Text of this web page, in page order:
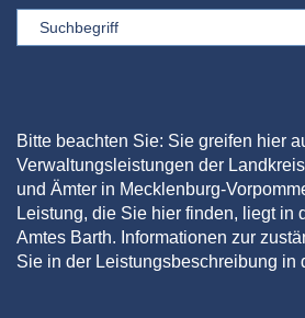
Sword
Bitte beachten Sie: Sie greifen hier
Verwaltungsleistungen der
und Ämter in Mecklenburg-
Leistung, die Sie hier finden, liegt in
Amtes Barth. Informationen zur
Sie in der Leistungsbeschreibung in